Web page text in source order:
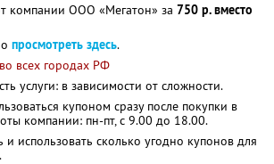
компании ООО «Мегатон» за 750 р. вместо
просмотреть здесь.
всех городах РФ
услуги: в зависимости от сложности.
купоном сразу после покупки в
компании: пн-пт, с 9.00 до 18.00.
использовать сколько угодно купонов для